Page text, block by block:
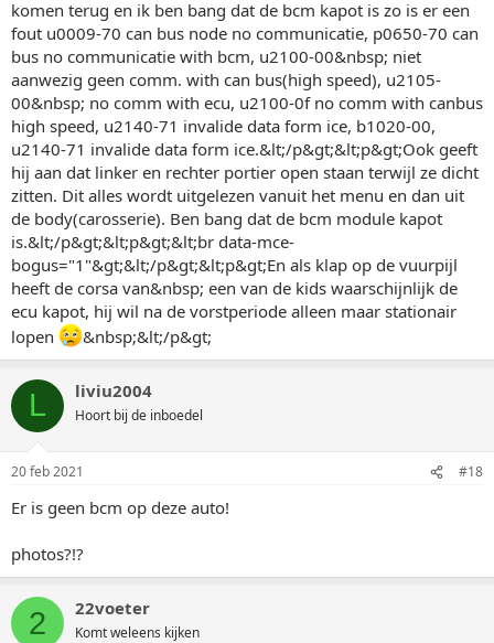
komen terug en ik ben bang dat de bcm kapot is zo is er een
fout u0009-70 can bus node no communicatie, p0650-70 can
bus no communicatie with bcm, u2100-00&nbsp; niet
aanwezig geen comm. with can bus(high speed), u2105-
00&nbsp; no comm with ecu, u2100-0f no comm with canbus
high speed, u2140-71 invalide data form ice, b1020-00,
u2140-71 invalide data form ice.&lt;/p&gt;&lt;p&gt;Ook geeft
hij aan dat linker en rechter portier open staan terwijl ze dicht
zitten. Dit alles wordt uitgelezen vanuit het menu en dan uit
de body(carosserie). Ben bang dat de bcm module kapot
is.&lt;/p&gt;&lt;p&gt;&lt;br data-mce-
bogus="1"&gt;&lt;/p&gt;&lt;p&gt;En als klap op de vuurpijl
heeft de corsa van&nbsp; een van de kids waarschijnlijk de
ecu kapot, hij wil na de vorstperiode alleen maar stationair
lopen
&nbsp;&lt;/p&gt;
L liviu2004
Hoort bij de inboedel
20 feb 2021 #18
Er is geen bcm op deze auto!
photos?!?
2 22voeter
Komt weleens kijken